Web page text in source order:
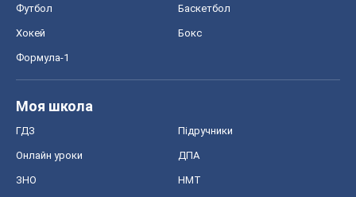
Футбол Баскетбол
Хокей Бокс
Формула-1
Моя школа
ГДЗ Підручники
Онлайн уроки ДПА
ЗНО НМТ